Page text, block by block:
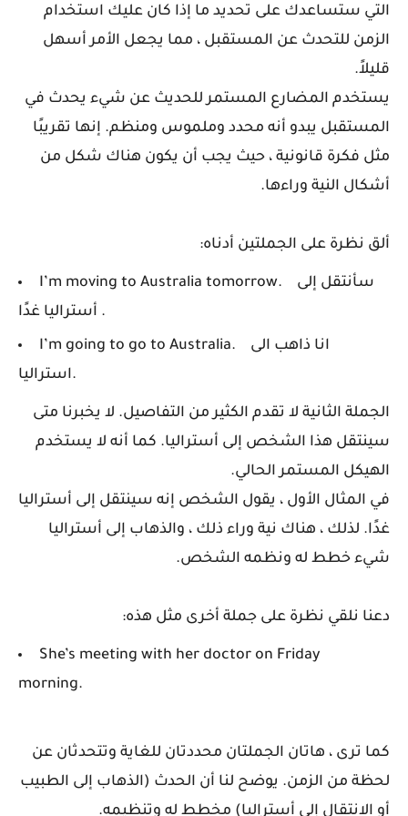
التي ستساعدك على تحديد ما إذا كان عليك استخدام
الزمن للتحدث عن المستقبل ، مما يجعل الأمر أسهل
قليلاً.
يستخدم المضارع المستمر للحديث عن شيء يحدث في
المستقبل يبدو أنه محدد وملموس ومنظم. إنها تقريبًا
مثل فكرة قانونية ، حيث يجب أن يكون هناك شكل من
أشكال النية وراءها.
ألق نظرة على الجملتين أدناه:
I’m moving to Australia tomorrow. سأنتقل إلى
أستراليا غدًا .
I’m going to go to Australia. انا ذاهب الى
استراليا.
الجملة الثانية لا تقدم الكثير من التفاصيل. لا يخبرنا متى
سينتقل هذا الشخص إلى أستراليا. كما أنه لا يستخدم
الهيكل المستمر الحالي.
في المثال الأول ، يقول الشخص إنه سينتقل إلى أستراليا
غدًا. لذلك ، هناك نية وراء ذلك ، والذهاب إلى أستراليا
شيء خطط له ونظمه الشخص.
دعنا نلقي نظرة على جملة أخرى مثل هذه:
She’s meeting with her doctor on Friday
morning.
كما ترى ، هاتان الجملتان محددتان للغاية وتتحدثان عن
لحظة من الزمن. يوضح لنا أن الحدث (الذهاب إلى الطبيب
أو الانتقال إلى أستراليا) مخطط له وتنظيمه.